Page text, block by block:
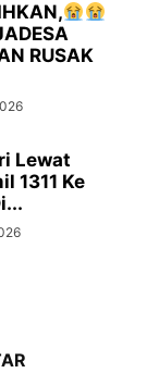
RUSAK
Lewat
1311 Ke